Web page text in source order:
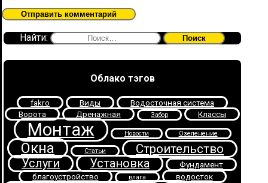
Найти:
Облако тэгов
fakro Виды
Водосточная система
Ворота
Дренажная Забор Классы
Монтаж Новости Озеленение
Окна Статьи Строительство
Услуги Установка
Фундамент
благоустройство
влага
водосток